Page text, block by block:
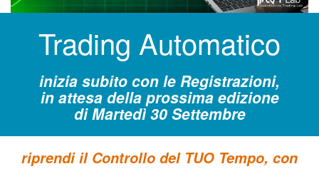
Trading Automatico
inizia subito con le Registrazioni,
in attesa della prossima edizione
di Martedì 30 Settembre
riprendi il Controllo del TUO Tempo, con